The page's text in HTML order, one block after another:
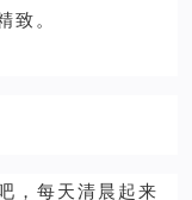
致。
，每天清晨起来